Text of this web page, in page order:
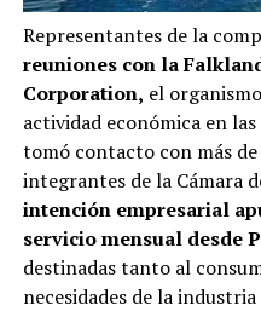
Representantes de la
reuniones con la
Corporation, el
actividad económica en
tomó contacto con más
integrantes de la Cámara
intención empresarial
servicio mensual desde
destinadas tanto al
necesidades de la